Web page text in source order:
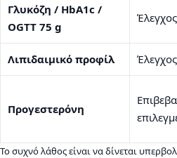
Γλυκόζη / HbA1c /
OGTT 75 g
Λιπιδαιμικό προφίλ
Προγεστερόνη
Το συχνό λάθος είναι να δίνεται